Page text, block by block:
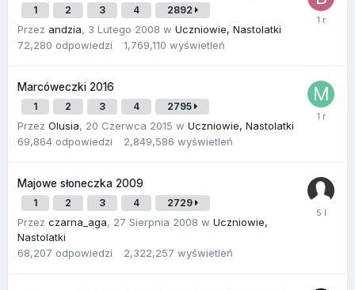
1 2 3 4 2892
Przez andzia, 3 Lutego 2008 w Uczniowie, Nastolatki
72,280 odpowiedzi 1,769,110 wyświetleń
Marcóweczki 2016
1 2 3 4 2795
Przez Olusia, 20 Czerwca 2015 w Uczniowie, Nastolatki
69,864 odpowiedzi 2,849,586 wyświetleń
Majowe słoneczka 2009
1 2 3 4 2729
Przez czarna_aga, 27 Sierpnia 2008 w Uczniowie,
Nastolatki
68,207 odpowiedzi 2,322,257 wyświetleń